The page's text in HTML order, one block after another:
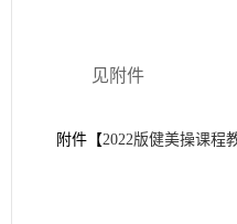
见附件
附件【2022版健美操课程